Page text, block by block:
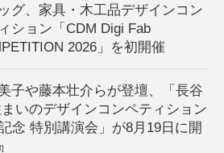
グ、家具・木工品デザインコン
ション「CDM Digi Fab
2026」を初開催
子や藤本壮介らが登壇、「長谷
いのデザインコンペティション
念 特別講演会」が8月19日に開